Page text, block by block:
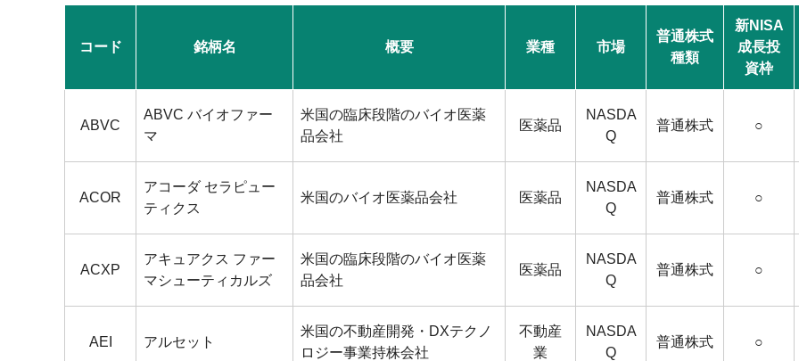
コード 銘柄名 概要 業種 市場
普通株式
種類
新NISA
成長投
資枠
ABVC
ABVC バイオファー
マ
米国の臨床段階のバイオ医薬
品会社
医薬品
NASDA
Q
普通株式 ○
ACOR
アコーダ セラピュー
ティクス
米国のバイオ医薬品会社 医薬品
NASDA
Q
普通株式 ○
ACXP
アキュアクス ファー
マシューティカルズ
米国の臨床段階のバイオ医薬
品会社
医薬品
NASDA
Q
普通株式 ○
AEI アルセット
米国の不動産開発・DXテクノ
ロジー事業持株会社
不動産
業
NASDA
Q
普通株式 ○